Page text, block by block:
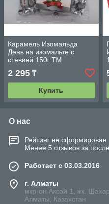
Карамель Изомальда
День на изомальте с
стевией 150г ТМ
СахарOFF
2 295 ₸
Купить
О нас
Рейтинг не сформирован
Менее 5 отзывов за
Работает с 03.03.2016
г. Алматы
мкр-он Аксай 1, жк.
Алматы, Казахстан